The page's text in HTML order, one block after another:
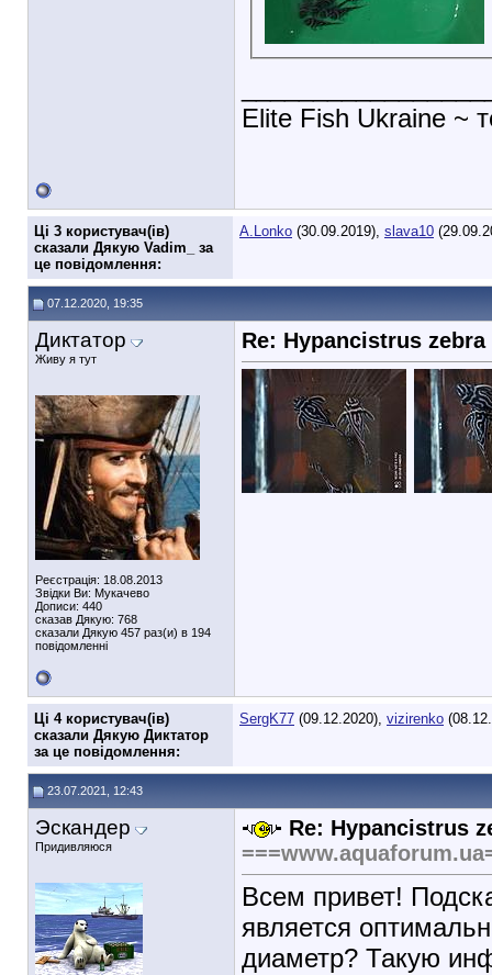
Elite Fish Ukraine ~
Ці 3 користувач(ів)
сказали Дякую Vadim_ за
це повідомлення:
A.Lonko (30.09.2019), slava10
07.12.2020, 19:35
Диктатор
Живу я тут
Реєстрація: 18.08.2013
Звідки Ви: Мукачево
Дописи: 440
сказав Дякую: 768
сказали Дякую 457 раз(и) в 194
повідомленні
Re: Hypancistrus
Ці 4 користувач(ів)
сказали Дякую Диктатор
за це повідомлення:
SergK77 (09.12.2020), vizirenko
23.07.2021, 12:43
Эскандер
Придивляюся
Re: Hypancistrus
Всем привет!
является
диаметр? Такую